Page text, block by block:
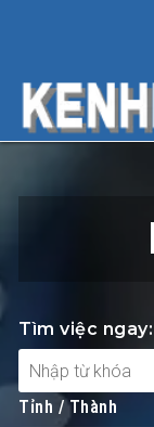
Tìm việc ngay:
Tỉnh / Thành